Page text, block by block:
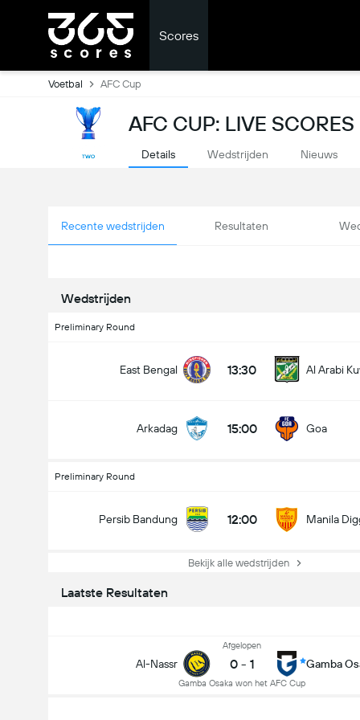
Scores
Voetbal AFC Cup
AFC CUP: LIVE SCORES
Details Wedstrijden Nieuws
Recente wedstrijden Resultaten
Wedstrijden
Preliminary Round
East Bengal 13:30 Al Arabi
Arkadag 15:00 Goa
Preliminary Round
Persib Bandung 12:00 Manila
Bekijk alle wedstrijden
Laatste Resultaten
Al-Nassr
Afgelopen
0 - 1
Gamba Osaka won het AFC Cup
Gamba